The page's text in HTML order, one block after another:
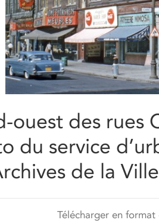
ouest des rues
du service
de la
Télécharger en